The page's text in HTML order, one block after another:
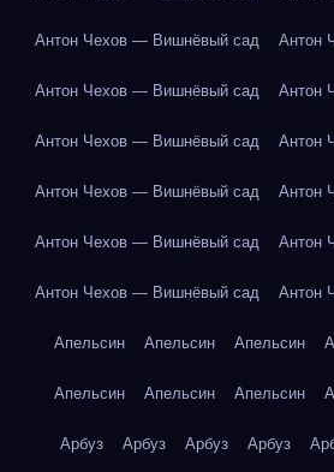
Антон Чехов — Вишнёвый сад Антон
Антон Чехов — Вишнёвый сад Антон
Антон Чехов — Вишнёвый сад Антон
Антон Чехов — Вишнёвый сад Антон
Антон Чехов — Вишнёвый сад Антон
Антон Чехов — Вишнёвый сад Антон
Апельсин Апельсин Апельсин
Апельсин Апельсин Апельсин
Арбуз Арбуз Арбуз Арбуз